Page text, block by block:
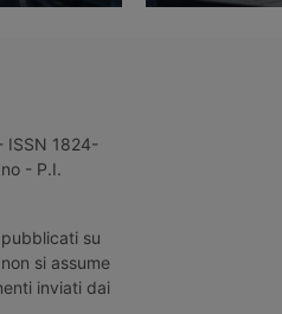
ISSN 1824-
- P.I.
su
si assume
inviati dai